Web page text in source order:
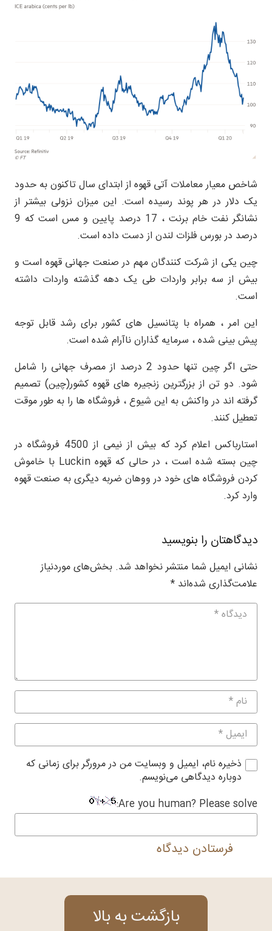
شاخص معیار معاملات آتی قهوه از ابتدای سال تاکنون به حدود
یک دلار در هر پوند رسیده است. این میزان نزولی بیشتر از
نشانگر نفت خام برنت ، 17 درصد پایین و مس است که 9
درصد در بورس فلزات لندن از دست داده است.
چین یکی از شرکت کنندگان مهم در صنعت جهانی قهوه است و
بیش از سه برابر واردات طی یک دهه گذشته واردات داشته
است.
این امر ، همراه با پتانسیل های کشور برای رشد قابل توجه
پیش بینی شده ، سرمایه گذاران ناآرام شده است.
حتی اگر چین تنها حدود 2 درصد از مصرف جهانی را شامل
شود. دو تن از بزرگترین زنجیره های قهوه کشور(چین) تصمیم
گرفته اند در واکنش به این شیوع ، فروشگاه ها را به طور موقت
تعطیل کنند.
استارباکس اعلام کرد که بیش از نیمی از 4500 فروشگاه در
چین بسته شده است ، در حالی که قهوه Luckin با خاموش
کردن فروشگاه های خود در ووهان ضربه دیگری به صنعت قهوه
وارد کرد.
دیدگاهتان را بنویسید
نشانی ایمیل شما منتشر نخواهد شد. بخش‌های موردنیاز
علامت‌گذاری شده‌اند *
ذخیره نام، ایمیل و وبسایت من در مرورگر برای زمانی که
دوباره دیدگاهی می‌نویسم.
Are you human? Please solve:
فرستادن دیدگاه
بازگشت به بالا